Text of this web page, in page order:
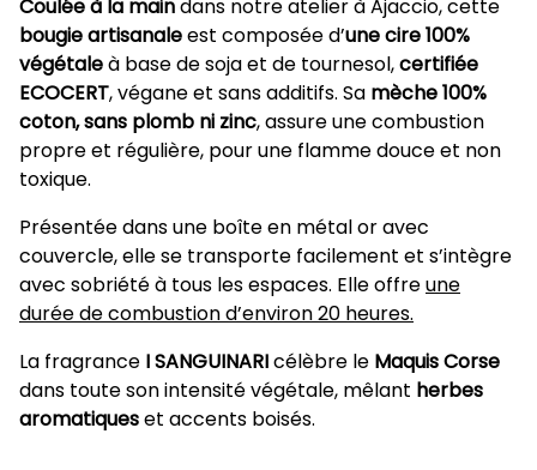
Coulée à la maindans notre atelier à Ajaccio, cette
bougie artisanaleest composée d’une cire 100%
végétaleà base de soja et de tournesol,certifiée
ECOCERT, végane et sans additifs. Sa mèche 100%
coton, sans plomb ni zinc, assure une combustion
propre et régulière, pour une flamme douce et non
toxique.
Présentée dans une boîte en métal or avec
couvercle, elle se transporte facilement et s’intègre
avec sobriété à tous les espaces. Elle offreune
durée de combustion d’environ 20 heures.
La fragrance I SANGUINARIcélèbre le Maquis Corse
dans toute son intensité végétale, mêlant herbes
aromatiqueset accents boisés.